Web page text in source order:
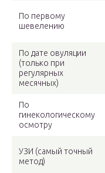
По первому
шевелению
По дате овуляции
(только при
регулярных
месячных)
По
гинекологическому
осмотру
УЗИ (самый точный
метод)